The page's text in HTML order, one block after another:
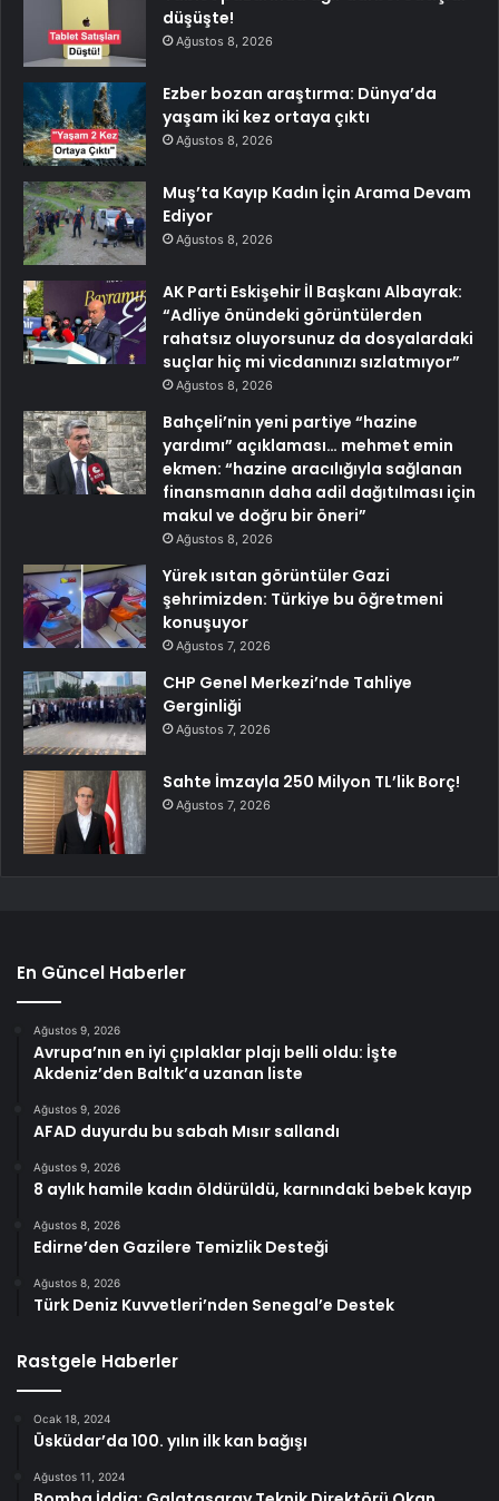
düşüşte!
Ağustos 8, 2026
Ezber bozan araştırma: Dünya’da
yaşam iki kez ortaya çıktı
Ağustos 8, 2026
Muş’ta Kayıp Kadın İçin Arama Devam
Ediyor
Ağustos 8, 2026
AK Parti Eskişehir İl Başkanı Albayrak:
“Adliye önündeki görüntülerden
rahatsız oluyorsunuz da dosyalardaki
suçlar hiç mi vicdanınızı sızlatmıyor”
Ağustos 8, 2026
Bahçeli’nin yeni partiye “hazine
yardımı” açıklaması… mehmet emin
ekmen: “hazine aracılığıyla sağlanan
finansmanın daha adil dağıtılması için
makul ve doğru bir öneri”
Ağustos 8, 2026
Yürek ısıtan görüntüler Gazi
şehrimizden: Türkiye bu öğretmeni
konuşuyor
Ağustos 7, 2026
CHP Genel Merkezi’nde Tahliye
Gerginliği
Ağustos 7, 2026
Sahte İmzayla 250 Milyon TL’lik Borç!
Ağustos 7, 2026
En Güncel Haberler
Ağustos 9, 2026
Avrupa’nın en iyi çıplaklar plajı belli oldu: İşte
Akdeniz’den Baltık’a uzanan liste
Ağustos 9, 2026
AFAD duyurdu bu sabah Mısır sallandı
Ağustos 9, 2026
8 aylık hamile kadın öldürüldü, karnındaki bebek kayıp
Ağustos 8, 2026
Edirne’den Gazilere Temizlik Desteği
Ağustos 8, 2026
Türk Deniz Kuvvetleri’nden Senegal’e Destek
Rastgele Haberler
Ocak 18, 2024
Üsküdar’da 100. yılın ilk kan bağışı
Ağustos 11, 2024